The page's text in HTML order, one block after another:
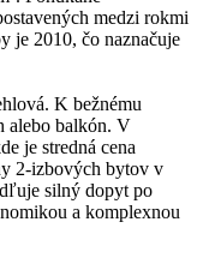
medzi rokmi
je 2010, čo naznačuje
K bežnému
alebo balkón. V
je stredná cena
2-izbových bytov v
silný dopyt po
a komplexnou